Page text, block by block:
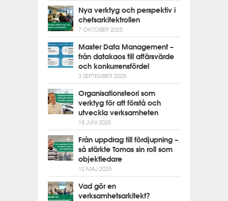
Nya verktyg och perspektiv i
chefsarkitektrollen
7 OKTOBER 2025
Master Data Management –
från datakaos till affärsvärde
och konkurrensfördel
3 SEPTEMBER 2025
Organisationsteori som
verktyg för att förstå och
utveckla verksamheten
18 JUNI 2025
Från uppdrag till fördjupning –
så stärkte Tomas sin roll som
objektledare
12 MAJ 2025
Vad gör en
verksamhetsarkitekt?